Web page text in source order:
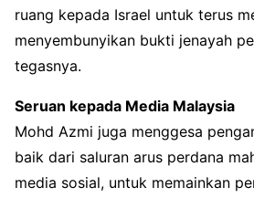
ruang kepada Israel untuk terus
menyembunyikan bukti jenayah
tegasnya.
Seruan kepada Media Malaysia
Mohd Azmi juga menggesa
baik dari saluran arus perdana
media sosial, untuk memainkan